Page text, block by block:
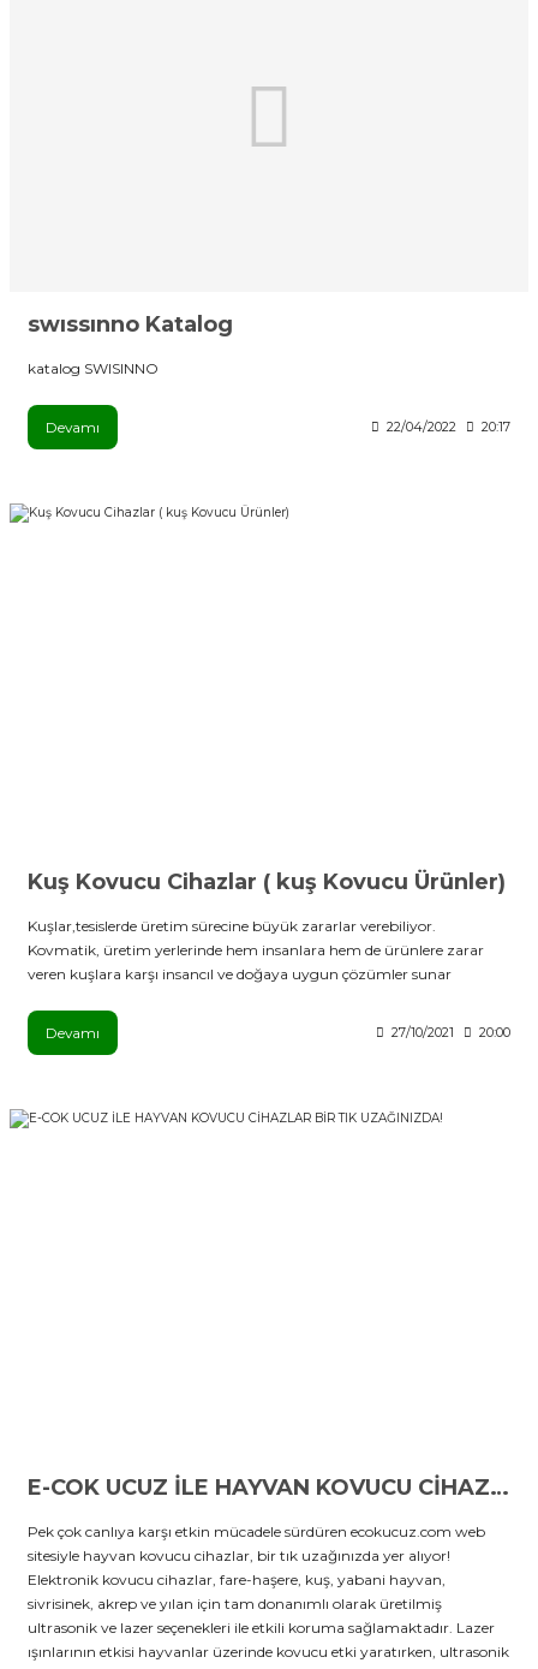
swıssınno Katalog
katalog SWISINNO
Devamı 22/04/2022 20:17
Kuş Kovucu Cihazlar ( kuş Kovucu Ürünler)
Kuşlar,tesislerde üretim sürecine büyük zararlar verebiliyor.
Kovmatik, üretim yerlerinde hem insanlara hem de ürünlere zarar
veren kuşlara karşı insancıl ve doğaya uygun çözümler sunar
Devamı 27/10/2021 20:00
E-COK UCUZ İLE HAYVAN KOVUCU CİHAZLAR BİR TIK UZAĞINIZDA!
Pek çok canlıya karşı etkin mücadele sürdüren ecokucuz.com web
sitesiyle hayvan kovucu cihazlar, bir tık uzağınızda yer alıyor!
Elektronik kovucu cihazlar, fare-haşere, kuş, yabani hayvan,
sivrisinek, akrep ve yılan için tam donanımlı olarak üretilmiş
ultrasonik ve lazer seçenekleri ile etkili koruma sağlamaktadır. Lazer
ışınlarının etkisi hayvanlar üzerinde kovucu etki yaratırken, ultrasonik